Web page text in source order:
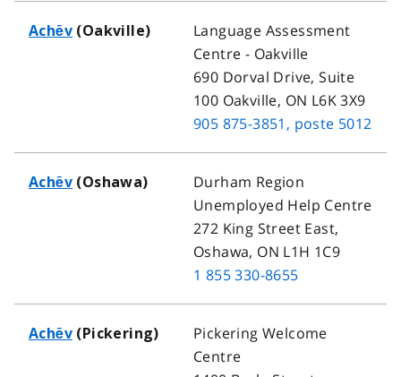
Achēv (Oakville)
Language Assessment
Centre - Oakville
690 Dorval Drive, Suite
100 Oakville, ON L6K 3X9
905 875-3851 , poste 5012
Achēv (Oshawa)
Durham Region
Unemployed Help Centre
272 King Street East,
Oshawa, ON L1H 1C9
1 855 330-8655
Achēv (Pickering)
Pickering Welcome
Centre